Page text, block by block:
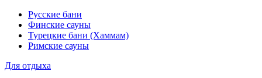
Русские бани
Финские сауны
Турецкие бани (Хаммам)
Римские сауны
Для отдыха